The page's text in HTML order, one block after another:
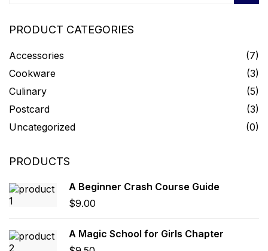
PRODUCT CATEGORIES
Accessories
(7)
Cookware
(3)
Culinary
(5)
Postcard
(3)
Uncategorized
(0)
PRODUCTS
A Beginner Crash Course Guide
$9.00
A Magic School for Girls Chapter